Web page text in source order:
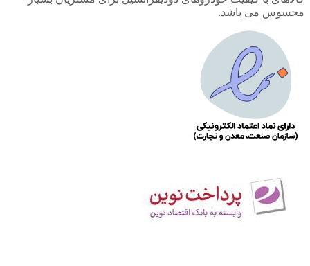
محسوس می باشد.